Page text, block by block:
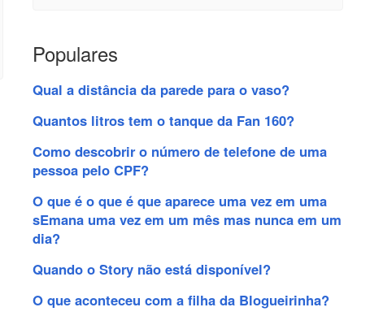
Populares
Qual a distância da parede para o vaso?
Quantos litros tem o tanque da Fan 160?
Como descobrir o número de telefone de uma
pessoa pelo CPF?
O que é o que é que aparece uma vez em uma
sEmana uma vez em um mês mas nunca em um
dia?
Quando o Story não está disponível?
O que aconteceu com a filha da Blogueirinha?